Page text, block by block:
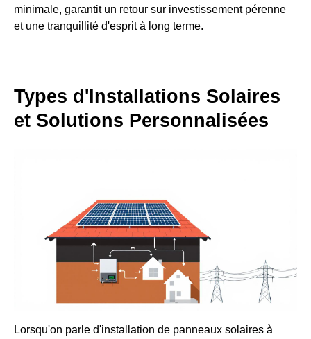
minimale, garantit un retour sur investissement pérenne
et une tranquillité d'esprit à long terme.
Types d'Installations Solaires
et Solutions Personnalisées
Lorsqu'on parle d'installation de panneaux solaires à